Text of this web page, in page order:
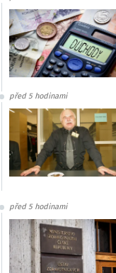
před 5 hodinami
před 5 hodinami